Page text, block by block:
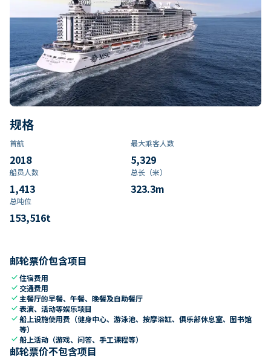
规格
首航
2018
最大乘客人数
5,329
船员人数
1,413
总长（米）
323.3m
总吨位
153,516t
邮轮票价包含项目
check住宿费用
check 交通费用
check 主餐厅的早餐、午餐、晚餐及自助餐厅
check表演、活动等娱乐项目
check船上设施使用费（健身中心、游泳池、按摩浴缸、俱乐部休息室、图书馆
等）
check船上活动（游戏、问答、手工课程等）
邮轮票价不包含项目